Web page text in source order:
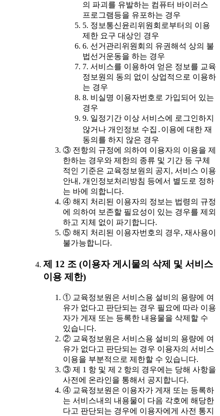
의 파괴를 유발하는 컴퓨터 바이러스
프로그램등을 유포하는 경우
5. 정보통신윤리위원회로부터의 이용
제한 요구 대상인 경우
6. 선거관리위원회의 유권해석 상의 불
법선거운동을 하는 경우
7. 서비스를 이용하여 얻은 정보를 교육
정보원의 동의 없이 상업적으로 이용하
는 경우
8. 비실명 이용자번호로 가입되어 있는
경우
9. 일정기간 이상 서비스에 로그인하지
않거나 개인정보 수집․이용에 대한 재
동의를 하지 않은 경우
③ 전항의 규정에 의하여 이용자의 이용을 제
한하는 경우와 제한의 종류 및 기간 등 구체
적인 기준은 교육정보원의 공지, 서비스 이용
안내, 개인정보처리방침 등에서 별도로 정하
는 바에 의합니다.
④ 해지 처리된 이용자의 정보는 법령의 규정
에 의하여 보존할 필요성이 있는 경우를 제외
하고 지체 없이 파기합니다.
⑤ 해지 처리된 이용자번호의 경우, 재사용이
불가능합니다.
제 12 조 (이용자 게시물의 삭제 및 서비스
이용 제한)
① 교육정보원은 서비스용 설비의 용량에 여
유가 없다고 판단되는 경우 필요에 따라 이용
자가 게재 또는 등록한 내용물을 삭제할 수
있습니다.
② 교육정보원은 서비스용 설비의 용량에 여
유가 없다고 판단되는 경우 이용자의 서비스
이용을 부분적으로 제한할 수 있습니다.
③ 제 1 항 및 제 2 항의 경우에는 당해 사항을
사전에 온라인을 통해서 공지합니다.
④ 교육정보원은 이용자가 게재 또는 등록하
는 서비스내의 내용물이 다음 각호에 해당한
다고 판단되는 경우에 이용자에게 사전 통지